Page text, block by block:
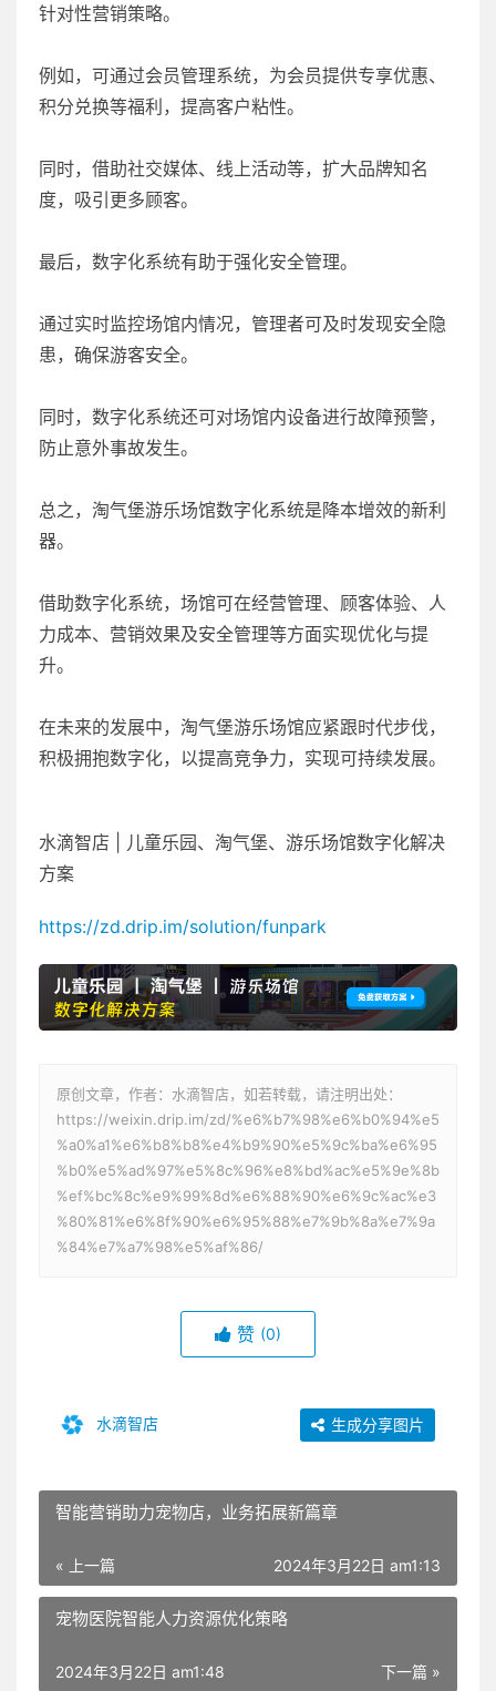
针对性营销策略。
例如，可通过会员管理系统，为会员提供专享优惠、
积分兑换等福利，提高客户粘性。
同时，借助社交媒体、线上活动等，扩大品牌知名
度，吸引更多顾客。
最后，数字化系统有助于强化安全管理。
通过实时监控场馆内情况，管理者可及时发现安全隐
患，确保游客安全。
同时，数字化系统还可对场馆内设备进行故障预警，
防止意外事故发生。
总之，淘气堡游乐场馆数字化系统是降本增效的新利
器。
借助数字化系统，场馆可在经营管理、顾客体验、人
力成本、营销效果及安全管理等方面实现优化与提
升。
在未来的发展中，淘气堡游乐场馆应紧跟时代步伐，
积极拥抱数字化，以提高竞争力，实现可持续发展。
水滴智店 | 儿童乐园、淘气堡、游乐场馆数字化解决
方案
https://zd.drip.im/solution/funpark
原创文章，作者：水滴智店，如若转载，请注明出处：
https://weixin.drip.im/zd/%e6%b7%98%e6%b0%94%e5
%a0%a1%e6%b8%b8%e4%b9%90%e5%9c%ba%e6%95
%b0%e5%ad%97%e5%8c%96%e8%bd%ac%e5%9e%8b
%ef%bc%8c%e9%99%8d%e6%88%90%e6%9c%ac%e3
%80%81%e6%8f%90%e6%95%88%e7%9b%8a%e7%9a
%84%e7%a7%98%e5%af%86/
赞 (0)
水滴智店 生成分享图片
智能营销助力宠物店，业务拓展新篇章
« 上一篇 2024年3月22日 am1:13
宠物医院智能人力资源优化策略
下一篇 »
2024年3月22日 am1:48